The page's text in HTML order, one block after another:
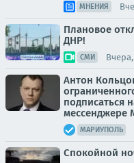
МНЕНИЯ
Плановое
ДНР!
СМИ Вчера,
Антон
подписаться
мессенджере
МАРИУПОЛЬ
Спокойной